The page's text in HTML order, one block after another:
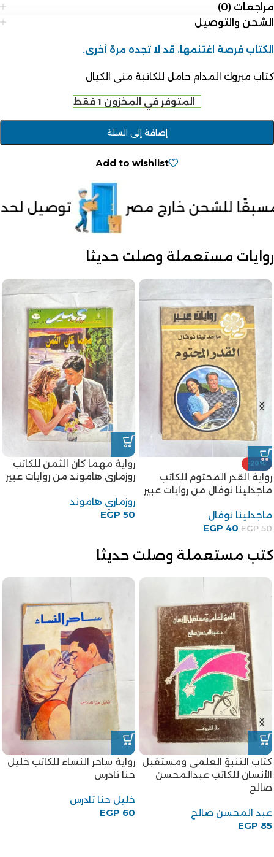
مراجعات (0)
الشحن والتوصيل
الكتاب فرصة اغتنمها، قد لا تجده مرة أخرى.
كتاب مبروك المدام حامل للكاتبة منى الكيال
المتوفر في المخزون 1 فقط
إضافة إلى السلة
Add to wishlist
توصيل لحد باب البيت
روايات مستعملة وصلت حديثا
-20%
رواية القدر المحتوم للكاتب
ماجدلينا نوفال من روايات عبير
ماجدلينا نوفال
EGP50
EGP 40
رواية مهما كان الثمن للكاتب
روزمارى هاموند من روايات عبير
روزماري هاموند
EGP 50
كتب مستعملة وصلت حديثا
كتاب التنبؤ العلمى ومستقبل
الأنسان للكاتب عبدالمحسن
صالح
عبد المحسن صالح
EGP 85
رواية ساحر النساء للكاتب خليل
حنا تادرس
خليل حنا تادرس
EGP 60